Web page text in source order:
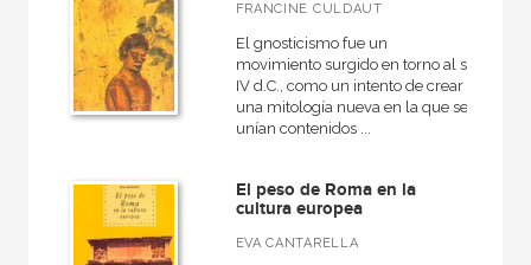
FRANCINE CULDAUT
El gnosticismo fue un
movimiento surgido en torno al s.
IV d.C., como un intento de crear
una mitología nueva en la que se
unían contenidos ...
El peso de Roma en la
cultura europea
EVA CANTARELLA